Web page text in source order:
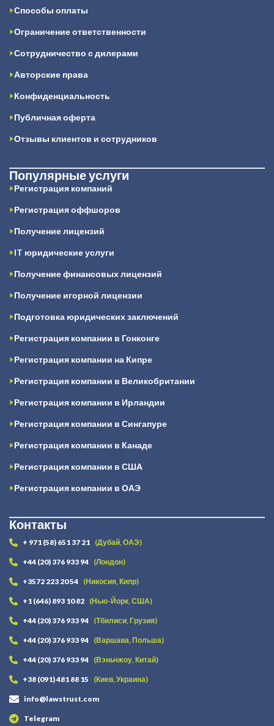
Способы оплаты
Ограничение ответственности
Сотрудничество с дилерами
Авторские права
Конфиденциальность
Публичная оферта
Отзывы клиентов и сотрудников
Популярные услуги
Регистрация компаний
Регистрация оффшоров
Получение лицензий
IT юридические услуги
Получение финансовых лицензий
Получение игорной лицензии
Подготовка юридических заключений
Регистрация компании в Гонконге
Регистрация компании на Кипре
Регистрация компании в Великобритании
Регистрация компании в Ирландии
Регистрация компании в Сингапуре
Регистрация компании в Канаде
Регистрация компании в США
Регистрация компании в ОАЭ
Контакты
+ 971 (58) 651 37 21 (Дубай, ОАЭ)
+44 (20) 376 933 94 (Лондон)
+3572 223 20 54 (Никосия, Кипр)
+1 (646) 893 10 82 (Нью-Йорк, США)
+44 (20) 376 933 94 (Тбилиси, Грузия)
+44 (20) 376 933 94 (Варшава, Польша)
+44 (20) 376 933 94 (Вэньчжоу, Китай)
+38 (091) 481 88 15 (Киев, Украина)
info@lawstrust.com
Telegram